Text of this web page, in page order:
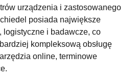
urządzenia i zastosowanego
posiada największe
logistyczne i badawcze, co
kompleksową obsługę
online, terminowe